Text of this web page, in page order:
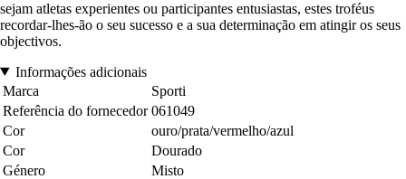
sejam atletas experientes ou participantes entusiastas, estes troféus
recordar-lhes-ão o seu sucesso e a sua determinação em atingir os seus
objectivos.
Informações adicionais
Marca
Sporti
Referência do fornecedor 061049
Cor
ouro/prata/vermelho/azul
Cor
Dourado
Género
Misto